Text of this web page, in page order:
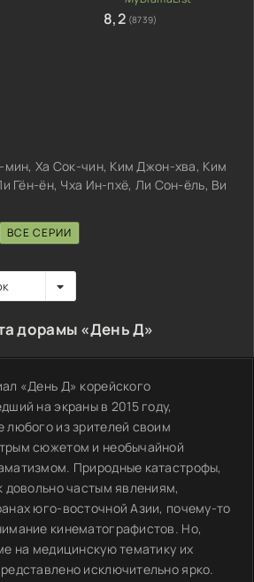
8,2 (8739)
Ха Сок-чин, Ким Джон-хва, Ким
Гён-ён, Чха Ин-пхё, Ли Сон-ёль, Ви
ВСЕ СЕРИИ
дорамы «День Д»
«День Д» корейского
на экраны в 2015 году,
любого из зрителей своим
сюжетом и необычайной
Природные катастрофы,
довольно частым явлениям,
юго-восточной Азии, почему-то
кинематографистов. Но,
на медицинскую тематику их
исключительно ярко.